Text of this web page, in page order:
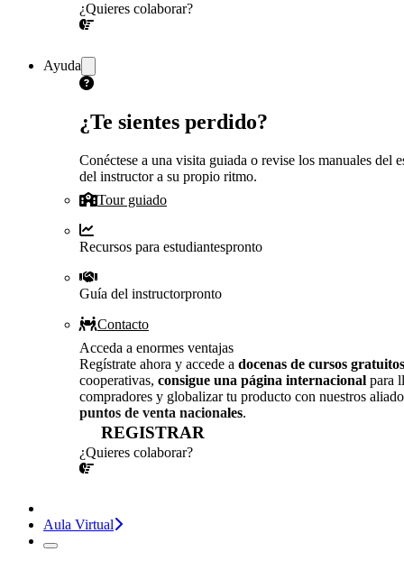
¿Quieres colaborar?
Ayuda
¿Te sientes perdido?
Conéctese a una visita guiada o revise los manuales del
del instructor a su propio ritmo.
Tour guiado
Recursos para estudiantespronto
Guía del instructorpronto
Contacto
Acceda a enormes ventajas
Regístrate ahora y accede a docenas de cursos gratuitos
cooperativas, consigue una página internacional para
compradores y globalizar tu producto con nuestros
puntos de venta nacionales.
REGISTRAR
¿Quieres colaborar?
Aula Virtual